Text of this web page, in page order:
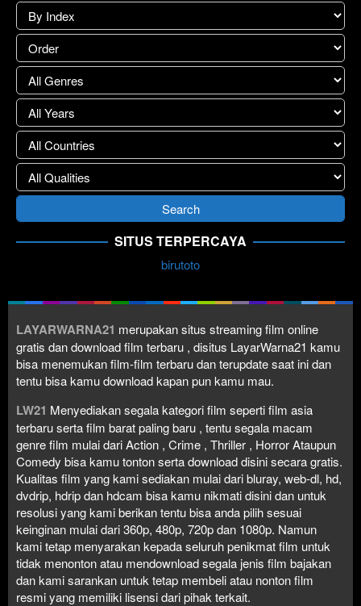
SITUS TERPERCAYA
birutoto
LAYARWARNA21 merupakan situs streaming film online
gratis dan download film terbaru , disitus LayarWarna21 kamu
bisa menemukan film-film terbaru dan terupdate saat ini dan
tentu bisa kamu download kapan pun kamu mau.
LW21 Menyediakan segala kategori film seperti film asia
terbaru serta film barat paling baru , tentu segala macam
genre film mulai dari Action , Crime , Thriller , Horror Ataupun
Comedy bisa kamu tonton serta download disini secara gratis.
Kualitas film yang kami sediakan mulai dari bluray, web-dl, hd,
dvdrip, hdrip dan hdcam bisa kamu nikmati disini dan untuk
resolusi yang kami berikan tentu bisa anda pilih sesuai
keinginan mulai dari 360p, 480p, 720p dan 1080p. Namun
kami tetap menyarakan kepada seluruh penikmat film untuk
tidak menonton atau mendownload segala jenis film bajakan
dan kami sarankan untuk tetap membeli atau nonton film
resmi yang memiliki lisensi dari pihak terkait.